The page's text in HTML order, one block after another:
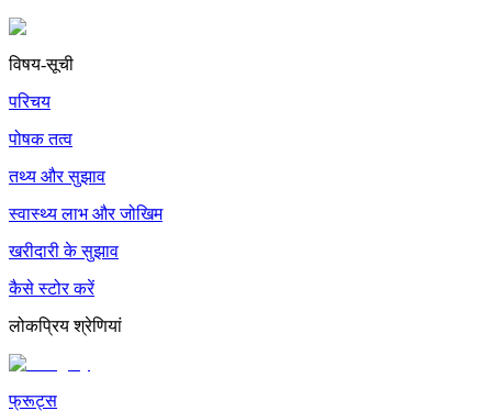
विषय-सूची
परिचय
पोषक तत्व
तथ्य और सुझाव
स्वास्थ्य लाभ और जोखिम
खरीदारी के सुझाव
कैसे स्टोर करें
लोकप्रिय श्रेणियां
फ्रूट्स